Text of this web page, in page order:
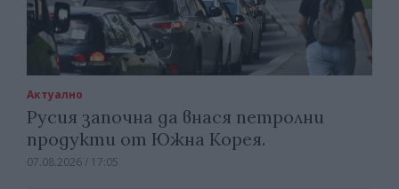
Актуално
Русия започна да внася петролни
продукти от Южна Корея.
07.08.2026 / 17:05